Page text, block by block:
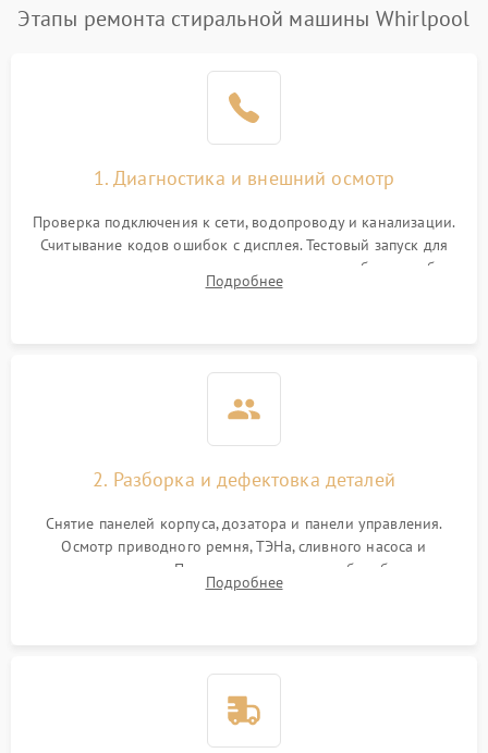
Этапы ремонта стиральной машины Whirlpool
1. Диагностика и внешний осмотр
Проверка подключения к сети, водопроводу и канализации.
Считывание кодов ошибок с дисплея. Тестовый запуск для
выявления посторонних шумов, протечек или сбоев в работе
электронного модуля управления.
Подробнее
2. Разборка и дефектовка деталей
Снятие панелей корпуса, дозатора и панели управления.
Осмотр приводного ремня, ТЭНа, сливного насоса и
амортизаторов. Проверка подшипников барабана и
крестовины на износ, а манжеты люка на разрывы.
Подробнее